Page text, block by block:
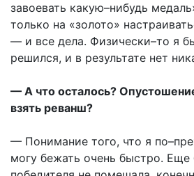
завоевать какую–нибудь
только на «золото»
— и все дела. Физически–то я
решился, и в результате нет
— А что осталось?
взять реванш?
— Понимание того, что я
могу бежать очень быстро. Еще